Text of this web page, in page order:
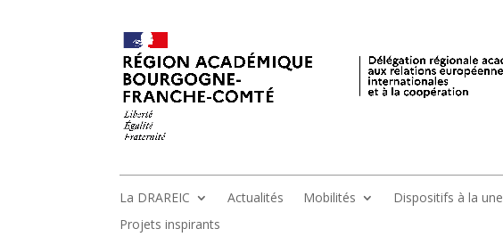
La DRAREIC Actualités Mobilités Dispositifs à la une
Projets inspirants